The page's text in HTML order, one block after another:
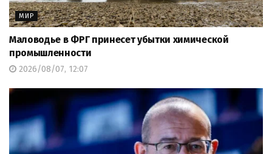
МИР
Маловодье в ФРГ принесет убытки химической
промышленности
2026/08/07, 12:07